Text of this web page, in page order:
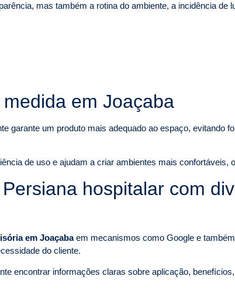
mas também a rotina do ambiente, a incidência de
em Joaçaba
garante um produto mais adequado ao espaço, evitando
de uso e ajudam a criar ambientes mais confortáveis,
hospitalar com
em Joaçabaem mecanismos como Google e
do cliente.
encontrar informações claras sobre aplicação,